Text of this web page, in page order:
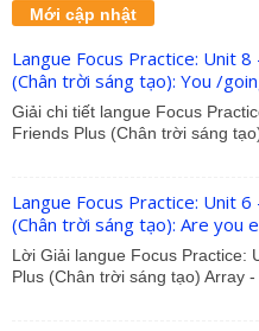
Mới cập nhật
Langue Focus Practice: Unit
(Chân trời sáng tạo): You /
Giải chi tiết langue Focus
Friends Plus (Chân trời sáng
Langue Focus Practice: Unit
(Chân trời sáng tạo): Are you
Lời Giải langue Focus Practice:
Plus (Chân trời sáng tạo) Array -